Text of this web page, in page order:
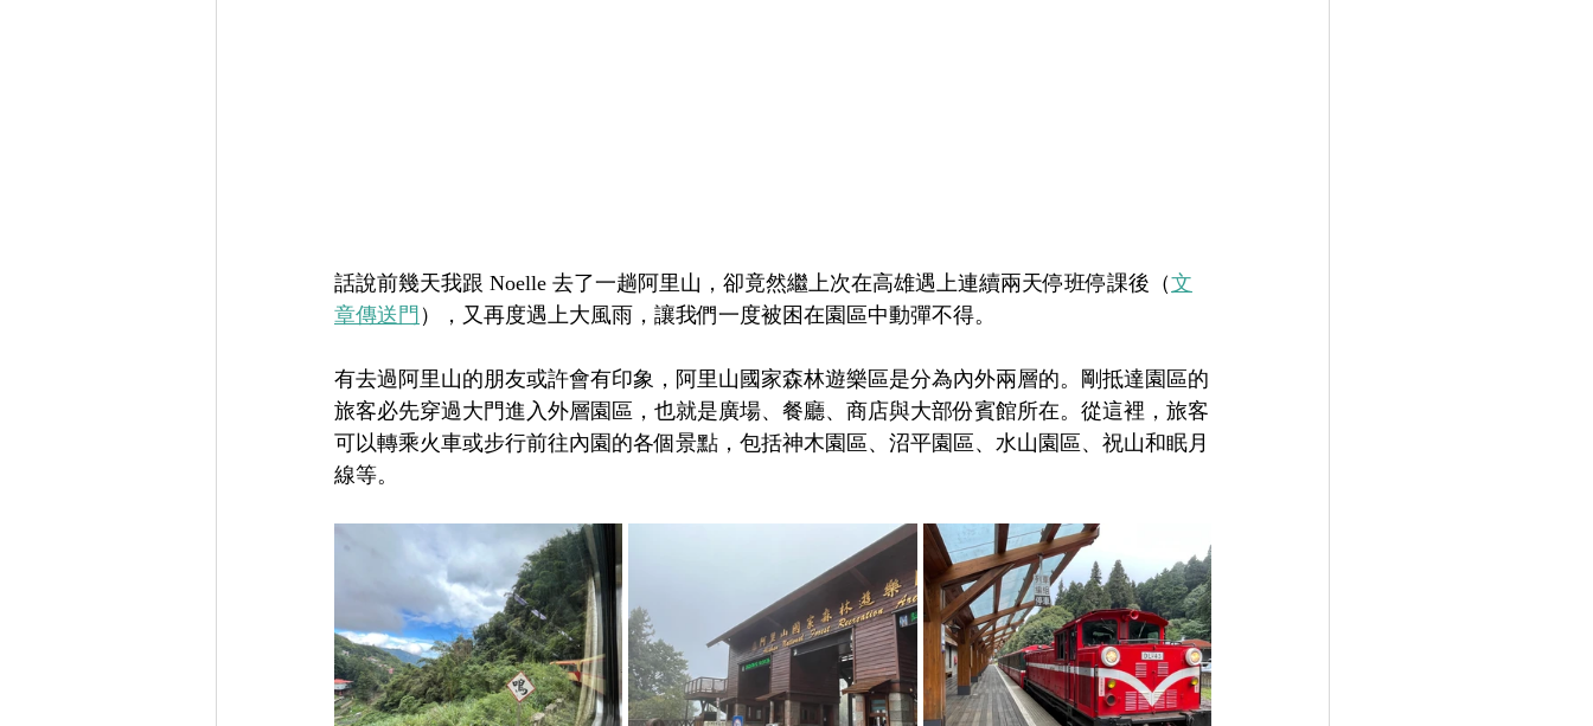
話說前幾天我跟 Noelle 去了一趟阿里山，卻竟然繼上次在高雄遇上連續兩天停班停課後（文
章傳送門 ），又再度遇上大風雨，讓我們一度被困在園區中動彈不得。
有去過阿里山的朋友或許會有印象，阿里山國家森林遊樂區是分為內外兩層的。剛抵達園區的
旅客必先穿過大門進入外層園區，也就是廣場、餐廳、商店與大部份賓館所在。從這裡，旅客
可以轉乘火車或步行前往內園的各個景點，包括神木園區、沼平園區、水山園區、祝山和眠月
線等。